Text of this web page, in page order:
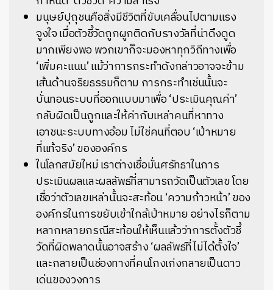
มนุษย์ปุถุชนคือสิ่งมีชีวิตที่ขับเคลื่อนไปตามแรง
จูงใจ เมื่อตัวชี้วัดถูกผูกติดกับรางวัลที่น่าดึงดูด
มากเพียงพอ พวกเขาก็จะมองหาทุกวิถีทางเพื่อ
‘เพิ่มคะแนน’ แม้ว่าการกระทำดังกล่าวอาจจะข้าม
เส้นด้านจริยธรรมก็ตาม การกระทำเช่นนั้นจะ
บั่นทอนระบบที่ออกแบบมาเพื่อ ‘ประเมินคุณค่า’
กลับผิดเป็นถูกและให้ค่ากับเหล่าคนที่หาทาง
เอาชนะระบบทางอ้อม ไม่ใช่คนที่ตอบ ‘เป้าหมาย
ที่แท้จริง’ ขององค์กร
ในโลกสมัยใหม่ เราต่างเชื่อมั่นศรัทธาในการ
ประเมินผลและผลลัพธ์ที่สามารถวัดเป็นตัวเลข โดย
เชื่อว่าตัวเลขเหล่านั้นจะสะท้อน ‘ความก้าวหน้า’ ของ
องค์กรในการขยับเข้าใกล้เป้าหมาย อย่างไรก็ตาม
หลากหลายกรณีสะท้อนให้เห็นแล้วว่าการตั้งตัวชี้
วัดที่ผิดพลาดนั้นอาจสร้าง ‘ผลลัพธ์ที่ไม่ได้ตั้งใจ’
และกลายเป็นช่องทางที่คนโกงเก่งกลายเป็นดาว
เด่นของวงการ